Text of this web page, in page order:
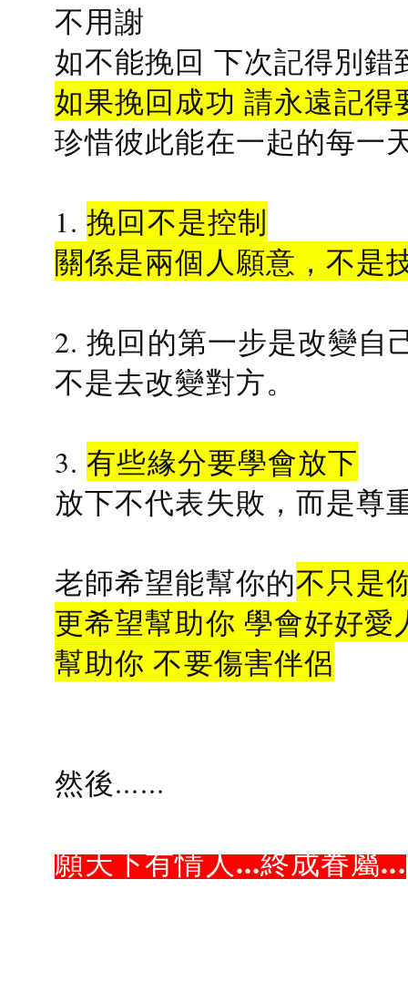
不用謝
如不能挽回 下次記得別錯
如果挽回成功 請永遠記得
珍惜彼此能在一起的每一
1.挽回不是控制
關係是兩個人願意，不是
2. 挽回的第一步是改變自
不是去改變對方。
3.有些緣分要學會放下
放下不代表失敗，而是尊
老師希望能幫你的不只是
更希望幫助你 學會好好愛
幫助你 不要傷害伴侶
然後......
願天下有情人...終成眷屬...